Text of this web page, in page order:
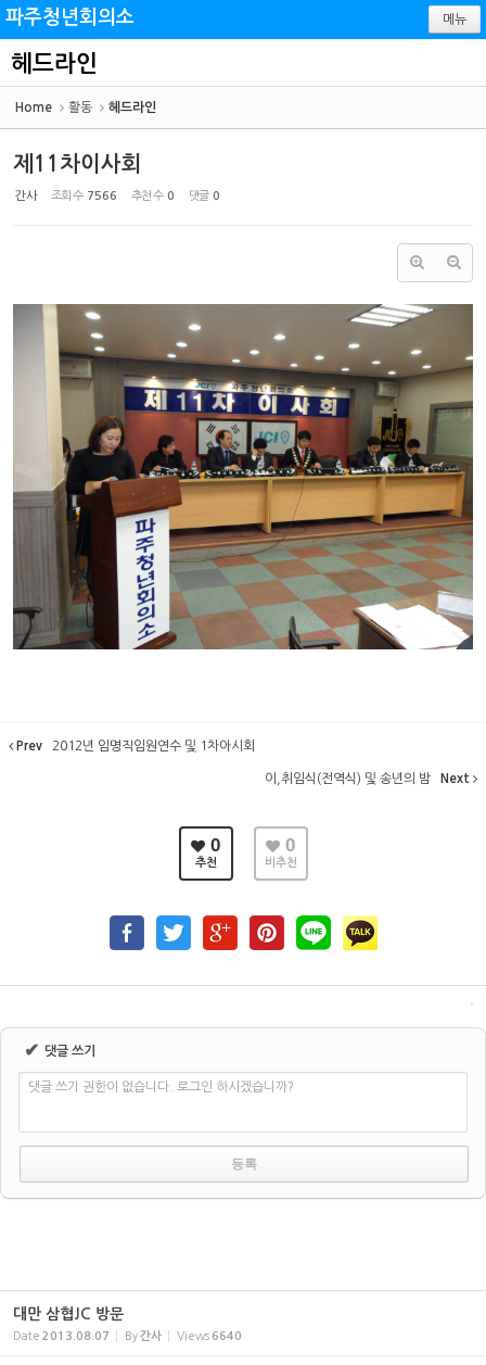
파주청년회의소 메뉴
헤드라인
Home 활동 헤드라인
제11차이사회
간사 조회 수 7566 추천 수 0 댓글 0
Prev 2012년 임명직임원연수 및 1차아시회
이,취임식(전역식) 및 송년의 밤 Next
0
추천
0
비추천
✔ 댓글 쓰기
댓글 쓰기 권한이 없습니다. 로그인 하시겠습니까?
대만 삼협JC 방문
Date 2013.08.07 By간사 Views 6640